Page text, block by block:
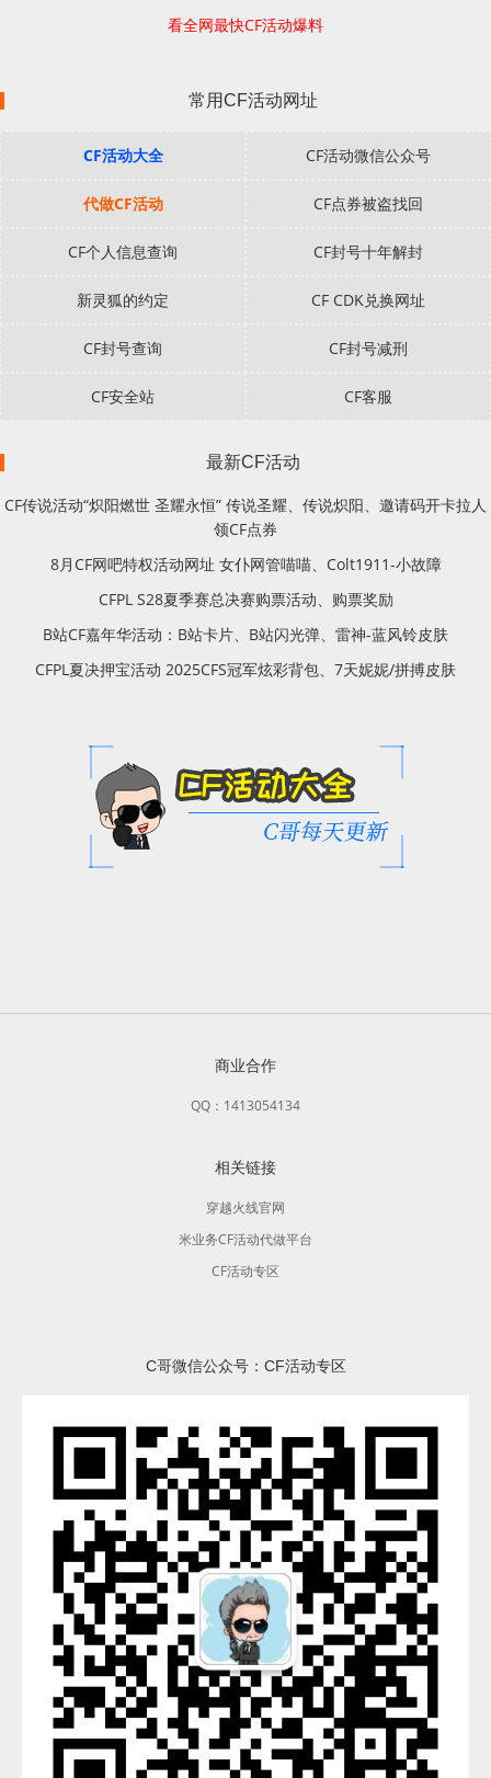
看全网最快CF活动爆料
常用CF活动网址
CF活动大全 CF活动微信公众号
代做CF活动 CF点券被盗找回
CF个人信息查询 CF封号十年解封
新灵狐的约定 CF CDK兑换网址
CF封号查询 CF封号减刑
CF安全站 CF客服
最新CF活动
CF传说活动“炽阳燃世 圣耀永恒” 传说圣耀、传说炽阳、邀请码开卡拉人
领CF点券
8月CF网吧特权活动网址 女仆网管喵喵、Colt1911-小故障
CFPL S28夏季赛总决赛购票活动、购票奖励
B站CF嘉年华活动：B站卡片、B站闪光弹、雷神-蓝风铃皮肤
CFPL夏决押宝活动 2025CFS冠军炫彩背包、7天妮妮/拼搏皮肤
商业合作
QQ：1413054134
相关链接
穿越火线官网
米业务CF活动代做平台
CF活动专区
C哥微信公众号：CF活动专区